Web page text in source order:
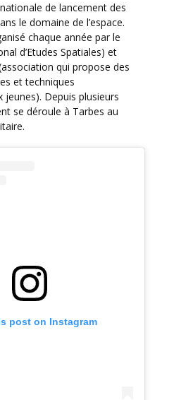
de lancement des
le domaine de l’espace.
chaque année par le
d’Etudes Spatiales) et
qui propose des
et techniques
jeunes). Depuis plusieurs
se déroule à Tarbes au
post on Instagram